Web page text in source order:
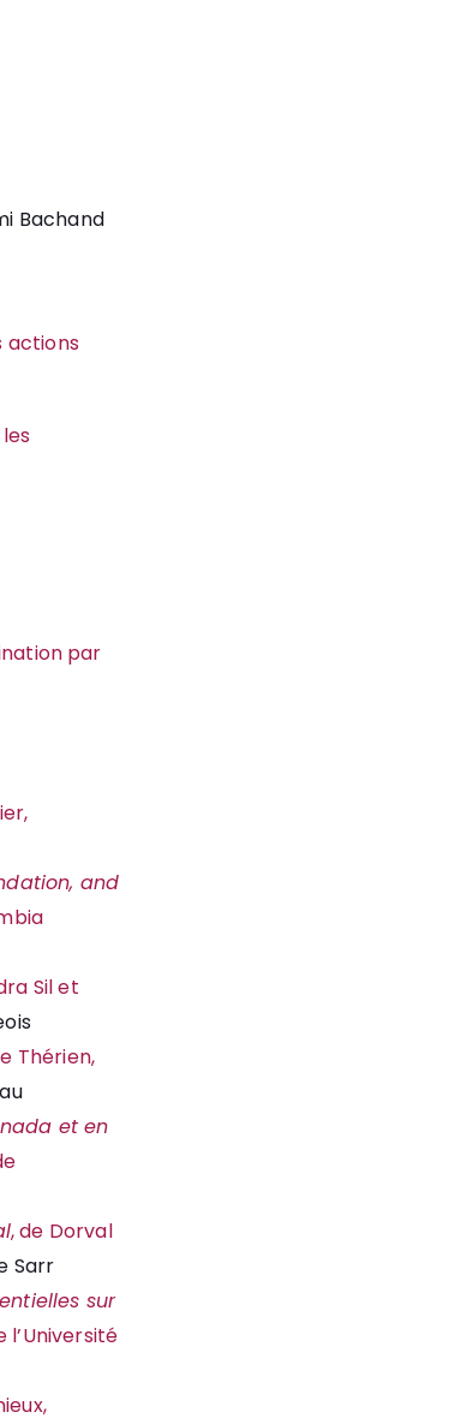
Bachand
actions
par
and
Sil et
Thérien,
et en
, de Dorval
Sarr
sur
l’Université